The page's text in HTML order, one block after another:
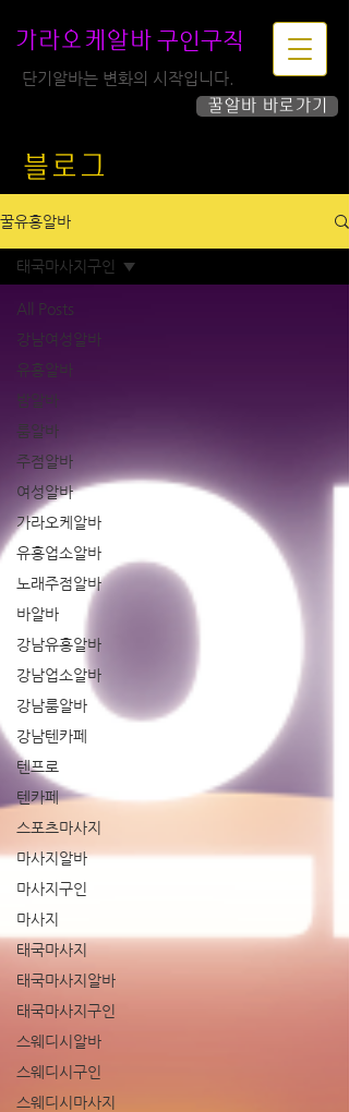
가라오케알바 구인구직
꿀알바 바로가기
단기알바는 변화의 시작입니다.
블로그
꿀유흥알바
All Posts
강남여성알바
유흥알바
밤알바
룸알바
주점알바
여성알바
가라오케알바
유흥업소알바
노래주점알바
바알바
강남유흥알바
강남업소알바
강남룸알바
강남텐카페
텐프로
텐카페
스포츠마사지
마사지알바
마사지구인
마사지
태국마사지
태국마사지알바
태국마사지구인
스웨디시알바
스웨디시구인
스웨디시마사지
태국마사지구인